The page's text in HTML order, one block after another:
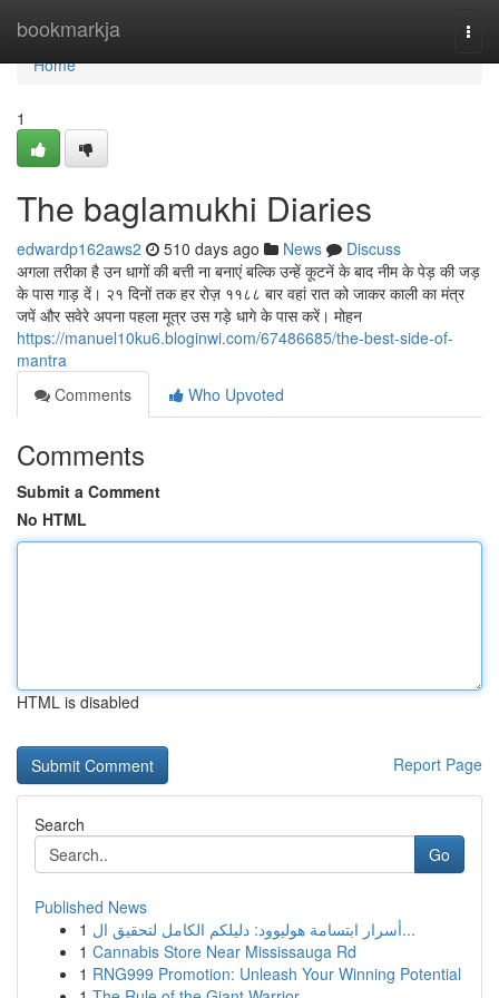
bookmarkja
Home
Home
1
The baglamukhi Diaries
edwardp162aws2 510 days ago News
Discuss
अगला तरीका है उन धागों की बत्ती ना बनाएं बल्कि उन्हें कूटनें के बाद नीम के पेड़ की जड़
के पास गाड़ दें। २१ दिनों तक हर रोज़ ११८८ बार वहां रात को जाकर काली का मंत्र
जपें और सवेरे अपना पहला मूत्र उस गड़े धागे के पास करें। मोहन
https://manuel10ku6.bloginwi.com/67486685/the-best-side-of-
mantra
Comments
Who Upvoted
Comments
Submit a Comment
No HTML
HTML is disabled
Report Page
Search
Go
Published News
1
أسرار ابتسامة هوليوود: دليلكم الكامل لتحقيق ال...
1 Cannabis Store Near Mississauga Rd
1 RNG999 Promotion: Unleash Your Winning Potential